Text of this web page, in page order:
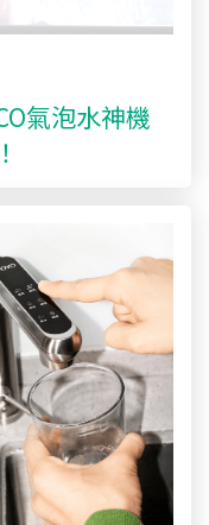
氣泡水神機